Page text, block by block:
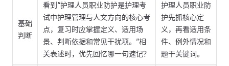
基础
判断
看到“护理人员职业防护是护理考
试中护理管理与人文方向的核心考
点，复习时应掌握定义、适用场
景、判断依据和常见干扰项。”相
关表述时，优先回忆哪一句速记？
护理人员职业防
护先抓核心定
义，再看适用条
件、例外情况和
题干关键词。